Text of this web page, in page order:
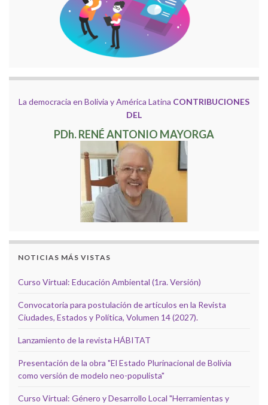
La democracia en Bolivia y América Latina CONTRIBUCIONES
DEL
PDh. RENÉ ANTONIO MAYORGA
NOTICIAS MÁS VISTAS
Curso Virtual: Educación Ambiental (1ra. Versión)
Convocatoria para postulación de artículos en la Revista
Ciudades, Estados y Política, Volumen 14 (2027).
Lanzamiento de la revista HÁBITAT
Presentación de la obra "El Estado Plurinacional de Bolivia
como versión de modelo neo-populista"
Curso Virtual: Género y Desarrollo Local "Herramientas y